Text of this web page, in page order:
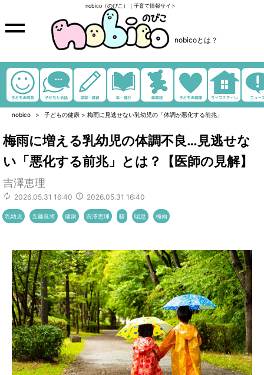
nobico（のびこ）｜子育て情報サイト
nobicoとは？
nobico 子どもの健康 > 梅雨に見逃せない乳幼児の「体調が悪化する前兆」
梅雨に増える乳幼児の体調不良…見逃せな
い「悪化する前兆」とは？【医師の見解】
吉澤恵理
2026.05.31 16:40 2026.05.31 16:40
乳幼児 五藤良将 健康 吉澤恵理 咳 喘息 梅雨